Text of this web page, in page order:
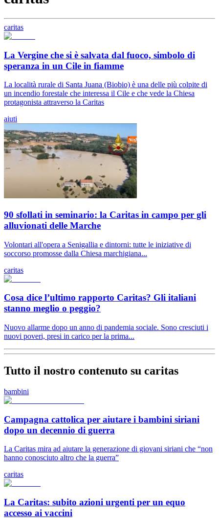
caritas
La Vergine che si è salvata dal fuoco, simbolo di
speranza in un Cile in fiamme
La località rurale di Santa Juana (Biobio) è una delle più colpite di
un incendio forestale che interessa il Cile e che vede la Chiesa
protagonista attraverso la Caritas
aiuti
90 sfollati in seminario: la Caritas in campo per gli
alluvionati delle Marche
Volontari all'opera a Senigallia e dintorni: tutte le iniziative di
soccorso promosse dalla Chiesa marchigiana...
caritas
Cosa dice l’ultimo rapporto Caritas? Gli italiani
stanno meglio o peggio?
Nuovo allarme dopo un anno di pandemia sociale. Sono cresciuti i
nuovi poveri, presi in carico per la prima...
Tutto il nostro contenuto su caritas
bambini
Campagna cattolica per aiutare i bambini siriani
dopo un decennio di guerra
La Caritas mira ad aiutare la generazione di giovani siriani che “non
hanno conosciuto altro che la guerra”
caritas
La Caritas: subito azioni urgenti per un equo
accesso ai vaccini